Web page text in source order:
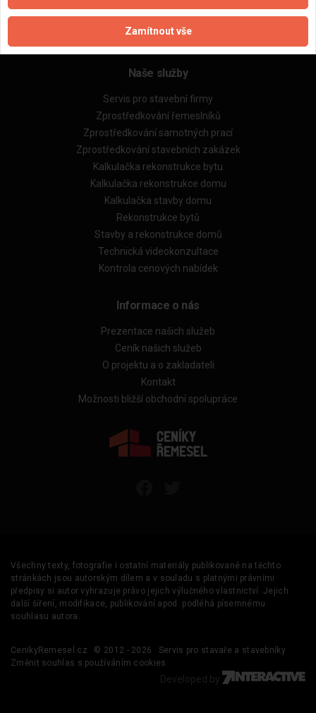
Reference
Naše excelové tabulky online
Naše služby
Servis pro stavební firmy
Zprostředkování řemeslníků
Zprostředkování samotných prací
Zprostředkování stavebních zakázek
Kalkulačka rekonstrukce bytu
Kalkulačka rekonstrukce domu
Kalkulačka stavby domu
Rekonstrukce bytů
Stavby a rekonstrukce domů
Technická videokonzultace
Kontrola cenových nabídek
Informace o nás
Prezentace našich služeb
Ceník našich služeb
O projektu a o zakladateli
Kontakt
Možnosti bližší obchodní spolupráce
Všechny texty, fotografie i ostatní materiály publikované na těchto
stránkách jsou autorským dílem a v souladu s platnými právními
předpisy si autor vyhrazuje právo jejich výlučného vlastnictví. Jejich
další šíření, modifikace, publikování apod. podléhá písemnému
souhlasu autora.
CenikyRemesel.cz © 2012 - 2026
Servis pro stavaře a stavebníky
Změnit souhlas s používáním cookies
Developed by
Zamítnout vše